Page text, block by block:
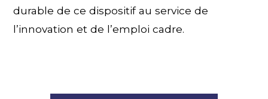
durable de ce dispositif au service de
l’innovation et de l’emploi cadre.